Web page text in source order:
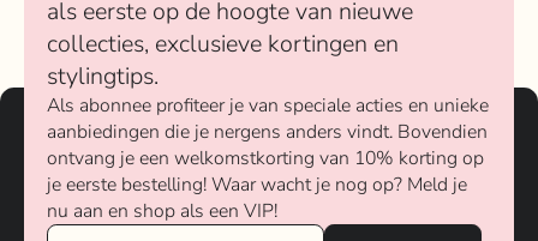
als eerste op de hoogte van nieuwe
collecties, exclusieve kortingen en
stylingtips.
Als abonnee profiteer je van speciale acties en unieke
aanbiedingen die je nergens anders vindt. Bovendien
ontvang je een welkomstkorting van 10% korting op
je eerste bestelling! Waar wacht je nog op? Meld je
nu aan en shop als een VIP!